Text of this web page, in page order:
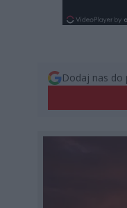
Dodaj nas do